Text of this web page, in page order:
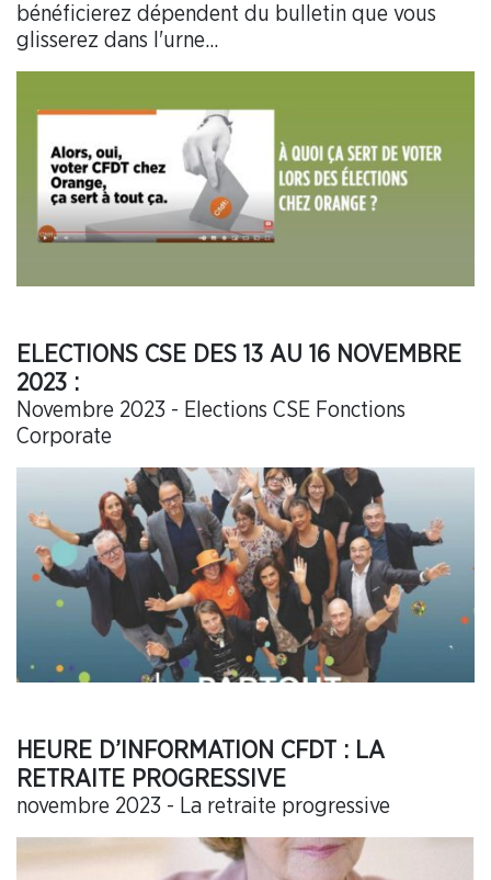
bénéficierez dépendent du bulletin que vous
glisserez dans l'urne...
ELECTIONS CSE DES 13 AU 16 NOVEMBRE
2023 :
Novembre 2023 - Elections CSE Fonctions
Corporate
HEURE D’INFORMATION CFDT : LA
RETRAITE PROGRESSIVE
novembre 2023 - La retraite progressive